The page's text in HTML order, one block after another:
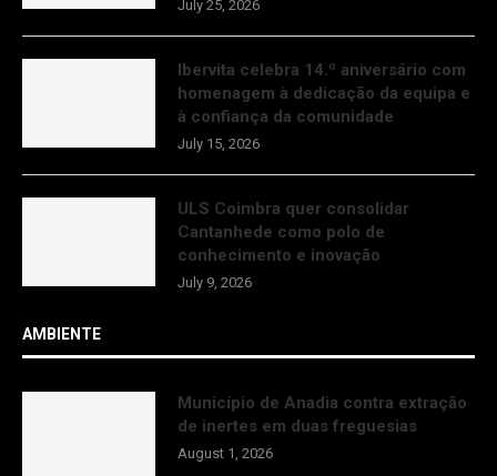
July 25, 2026
Ibervita celebra 14.º aniversário com
homenagem à dedicação da equipa e
à confiança da comunidade
July 15, 2026
ULS Coimbra quer consolidar
Cantanhede como polo de
conhecimento e inovação
July 9, 2026
AMBIENTE
Município de Anadia contra extração
de inertes em duas freguesias
August 1, 2026